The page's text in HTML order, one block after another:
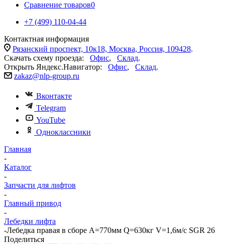
Сравнение товаров0
+7 (499) 110-04-44
Контактная информация
Рязанский проспект, 10к18, Москва, Россия, 109428.
Скачать схему проезда: Офис, Склад.
Открыть Яндекс.Навигатор: Офис, Склад.
zakaz@nlp-group.ru
Вконтакте
Telegram
YouTube
Одноклассники
Главная
-
Каталог
-
Запчасти для лифтов
-
Главный привод
-
Лебедки лифта
-Лебедка правая в сборе A=770мм Q=630кг V=1,6м/с SGR 26
Поделиться